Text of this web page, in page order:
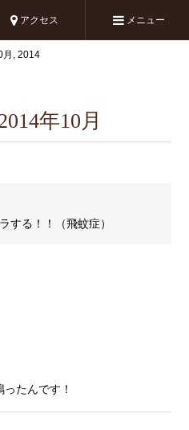
アクセス メニュー
月, 2014
年10月
する！！（飛蚊症）
たんです！